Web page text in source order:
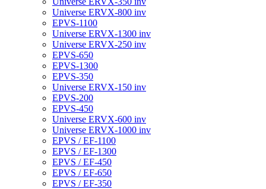
Universe ERVX-800 inv
EPVS-1100
Universe ERVX-1300 inv
Universe ERVX-250 inv
EPVS-650
EPVS-1300
EPVS-350
Universe ERVX-150 inv
EPVS-200
EPVS-450
Universe ERVX-600 inv
Universe ERVX-1000 inv
EPVS / EF-1100
EPVS / EF-1300
EPVS / EF-450
EPVS / EF-650
EPVS / EF-350